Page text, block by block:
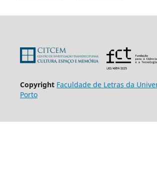
Copyright Faculdade de Letras da
Porto